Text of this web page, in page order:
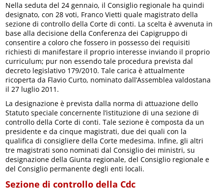
Nella seduta del 24 gennaio, il Consiglio regionale ha quindi
designato, con 28 voti, Franco Vietti quale magistrato della
sezione di controllo della Corte di conti. La scelta è avvenuta in
base alla decisione della Conferenza dei Capigruppo di
consentire a coloro che fossero in possesso dei requisiti
richiesti di manifestare il proprio interesse inviando il proprio
curriculum; pur non essendo tale procedura prevista dal
decreto legislativo 179/2010. Tale carica è attualmente
ricoperta da Flavio Curto, nominato dall’Assemblea valdostana
il 27 luglio 2011.
La designazione è prevista dalla norma di attuazione dello
Statuto speciale concernente l’istituzione di una sezione di
controllo della Corte di conti. Tale sezione è composta da un
presidente e da cinque magistrati, due dei quali con la
qualifica di consigliere della Corte medesima. Infine, gli altri
tre magistrati sono nominati dal Consiglio dei ministri, su
designazione della Giunta regionale, del Consiglio regionale e
del Consiglio permanente degli enti locali.
Sezione di controllo della Cdc